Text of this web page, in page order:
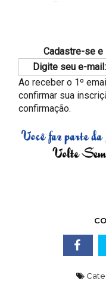
Cadastre-se
Digite seu e-mail:
Ao receber o 1º
confirmar sua
confirmação.